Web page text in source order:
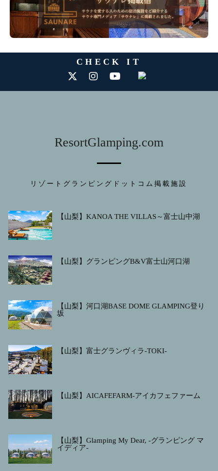
CHECK IT
ResortGlamping.com
リゾートグランピングドットコム掲載施設
【山梨】KANOA THE VILLAS～富士山中湖
【山梨】グランピングB&V富士山河口湖
【山梨】河口湖BASE DOME GLAMPING登り
坂
【山梨】富士グランヴィラ-TOKI-
【山梨】AICAFEFARM-アイカフェファーム
【山梨】Glamping My Dear, -グランピング マ
イディア-